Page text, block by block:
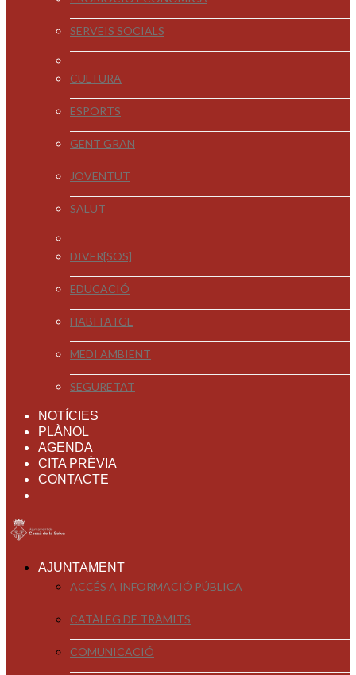
SERVEIS SOCIALS
CULTURA
ESPORTS
GENT GRAN
JOVENTUT
SALUT
DIVER[SOS]
EDUCACIÓ
HABITATGE
MEDI AMBIENT
SEGURETAT
NOTÍCIES
PLÀNOL
AGENDA
CITA PRÈVIA
CONTACTE
AJUNTAMENT
ACCÉS A INFORMACIÓ PÚBLICA
CATÀLEG DE TRÀMITS
COMUNICACIÓ